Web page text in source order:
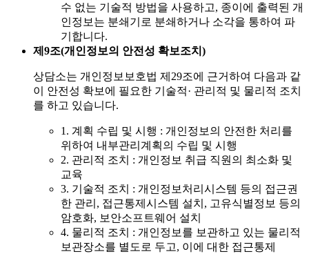
수 없는 기술적 방법을 사용하고, 종이에 출력된 개
인정보는 분쇄기로 분쇄하거나 소각을 통하여 파
기합니다.
제9조(개인정보의 안전성 확보조치)
상담소는 개인정보보호법 제29조에 근거하여 다음과 같
이 안전성 확보에 필요한 기술적· 관리적 및 물리적 조치
를 하고 있습니다.
1. 계획 수립 및 시행 : 개인정보의 안전한 처리를
위하여 내부관리계획의 수립 및 시행
2. 관리적 조치 : 개인정보 취급 직원의 최소화 및
교육
3. 기술적 조치 : 개인정보처리시스템 등의 접근권
한 관리, 접근통제시스템 설치, 고유식별정보 등의
암호화, 보안소프트웨어 설치
4. 물리적 조치 : 개인정보를 보관하고 있는 물리적
보관장소를 별도로 두고, 이에 대한 접근통제